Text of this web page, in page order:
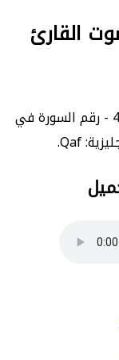
القارئ
| سورة ق | Qaf - عدد آياتها 45 - رقم السورة في